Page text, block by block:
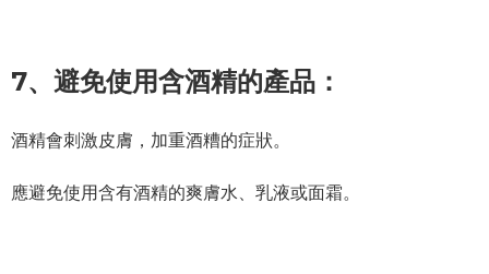
7、 避免使用含酒精的產品：
酒精會刺激皮膚，加重酒糟的症狀。
應避免使用含有酒精的爽膚水、乳液或面霜。